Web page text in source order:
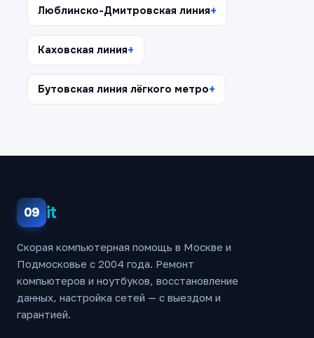
Люблинско-Дмитровская линия
Каховская линия
Бутовская линия лёгкого метро
09 it
Скорая компьютерная помощь в Москве и
Подмосковье с 2004 года. Ремонт
компьютеров и ноутбуков, восстановление
данных, настройка сетей — с выездом и
гарантией.